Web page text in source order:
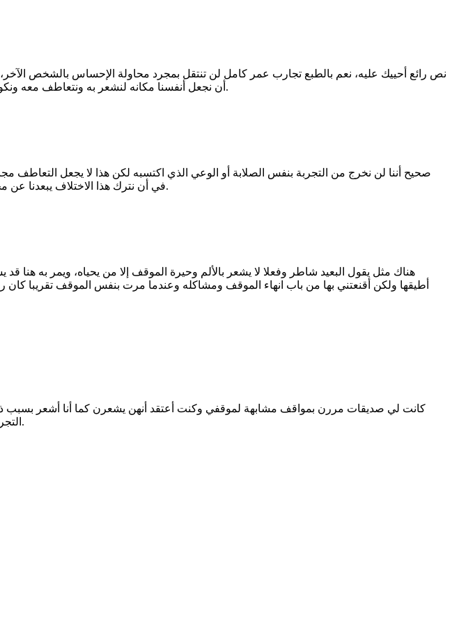
نص رائع أحييك عليه، نعم بالطبع تجارب عمر كامل لن تنتقل بمجرد محاولة الإحساس بالشخص
أن نجعل أنفسنا مكانه لنشعر به ونتعاطف معه ونكون أكثر تقديرًا لما يمر به وما تحمله، وكذلك لنكون أكثر لطفًا في التعامل معه أو نحاول مساعدته قدر الإمكان.
صحيح أننا لن نخرج من التجربة بنفس الصلابة أو الوعي الذي اكتسبه لكن هذا لا يجعل
في أن نترك هذا الاختلاف يبعدنا عن محاولة الفهم. ربما لا نمشي بحذائه كما مشي هو لكن مجرد أن نتوقف لنتأمل خطواته يكون بداية للفهم لا نهايته.
هناك مثل يقول البعيد شاطر وفعلا لا يشعر بالألم وحيرة الموقف إلا من يحياه، ويمر به
أطيقها ولكن أقنعتني بها من باب انهاء الموقف ومشاكله وعندما مرت بنفس الموقف تقريبا
كانت لي صديقات مررن بمواقف مشابهة لموقفي وكنت أعتقد أنهن يشعرن كما أنا أشعر بسبب ذلك،
التجربة والتكوين النفسي وظروف كل واحد منا تجعل شعورنا وتأثرنا من المواقف مختلفة حتى وإن تشابه الموقف.